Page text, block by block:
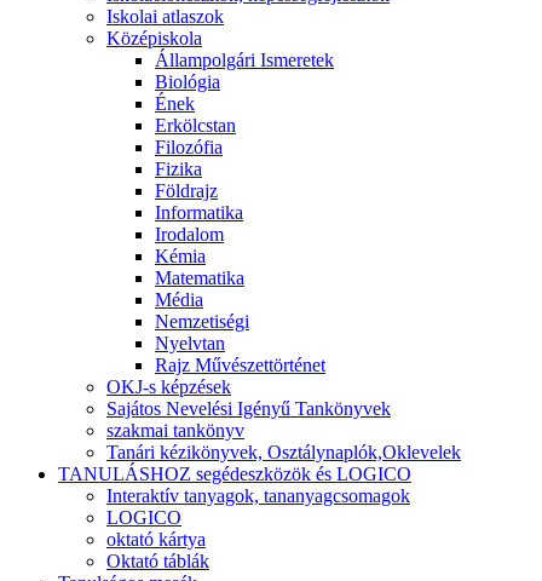
Iskolai atlaszok
Középiskola
Állampolgári Ismeretek
Biológia
Ének
Erkölcstan
Filozófia
Fizika
Földrajz
Informatika
Irodalom
Kémia
Matematika
Média
Nemzetiségi
Nyelvtan
Rajz Művészettörténet
OKJ-s képzések
Sajátos Nevelési Igényű Tankönyvek
szakmai tankönyv
Tanári kézikönyvek, Osztálynaplók,Oklevelek
TANULÁSHOZ segédeszközök és LOGICO
Interaktív tanyagok, tananyagcsomagok
LOGICO
oktató kártya
Oktató táblák